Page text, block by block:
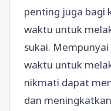
penting juga bagi
waktu untuk
sukai.
waktu untuk
nikmati dapat
dan